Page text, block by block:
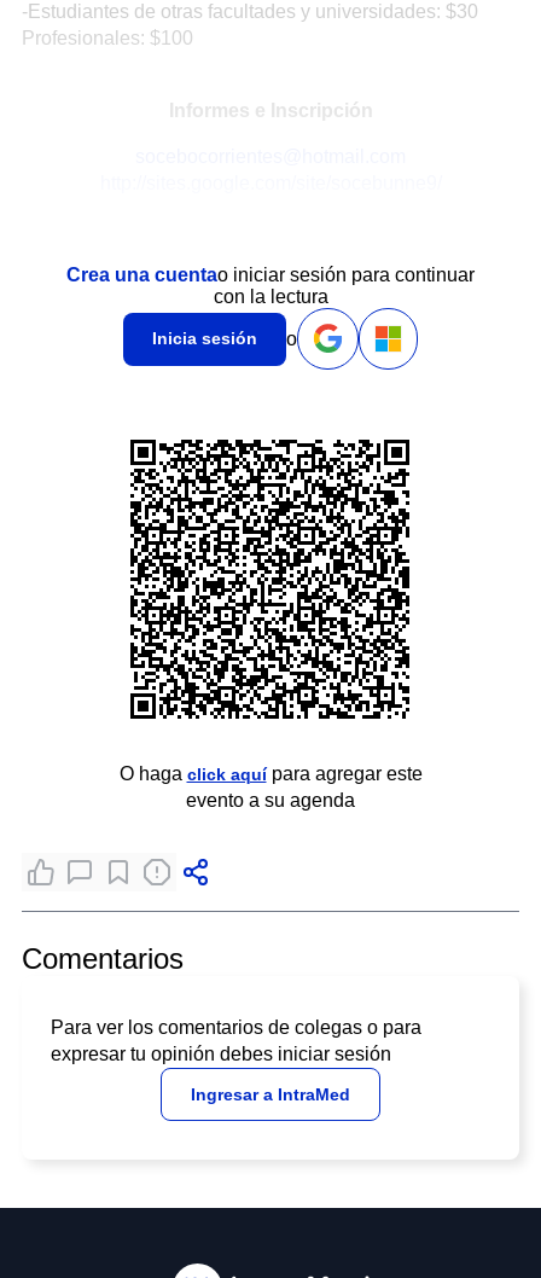
-Estudiantes de otras facultades y universidades: $30
Profesionales: $100
Informes e Inscripción
Crea una cuentao iniciar sesión para continuar
con la lectura
Inicia sesión o
O haga click aquípara agregar este
evento a su agenda
Comentarios
Para ver los comentarios de colegas o para
expresar tu opinión debes iniciar sesión
Ingresar a IntraMed